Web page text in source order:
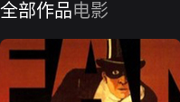
全部作品电影